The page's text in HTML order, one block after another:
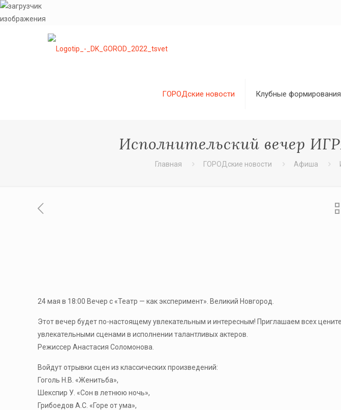
ГОРОДские новости Клубные формирования
Исполнительский вечер
Главная ГОРОДские новости Афиша
24 мая в 18:00 Вечер с «Театр — как эксперимент». Великий Новгород.
Этот вечер будет по-настоящему увлекательным и интересным! Приглашаем всех
увлекательными сценами в исполнении талантливых актеров.
Режиссер Анастасия Соломонова.
Войдут отрывки сцен из классических произведений:
Гоголь Н.В. «Женитьба»,
Шекспир У. «Сон в летнюю ночь»,
Грибоедов А.С. «Горе от ума»,